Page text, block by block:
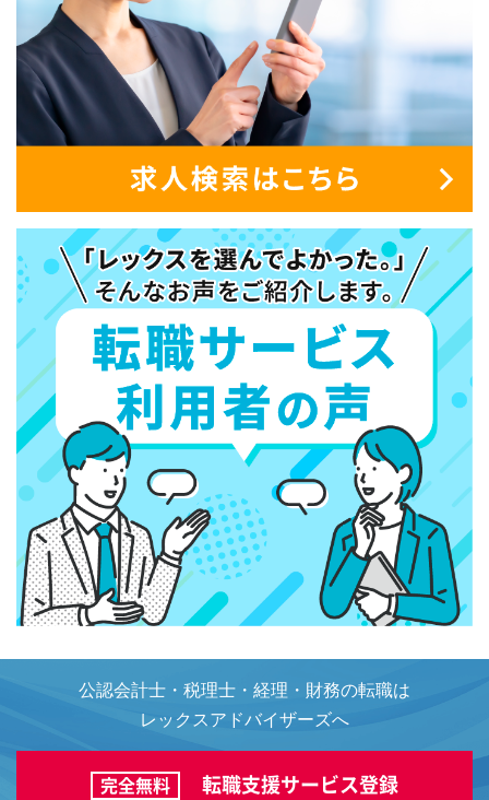
公認会計士・税理士・経理・財務の転職は
レックスアドバイザーズへ
完全無料 転職支援サービス登録